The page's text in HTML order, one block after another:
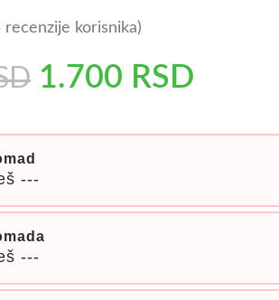
recenzije korisnika)
1.700 RSD
---
---